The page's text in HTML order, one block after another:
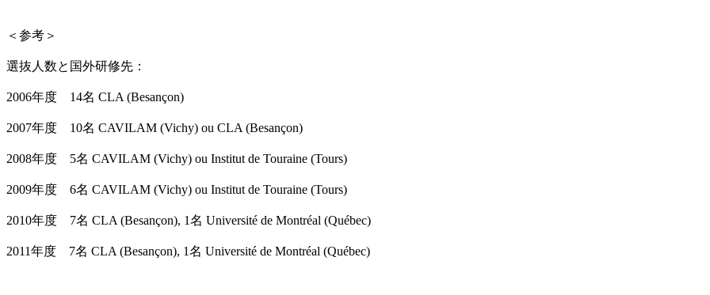
＜参考＞
選抜人数と国外研修先：
2006年度 14名 CLA (Besançon)
2007年度 10名 CAVILAM (Vichy) ou CLA (Besançon)
2008年度 5名 CAVILAM (Vichy) ou Institut de Touraine (Tours)
2009年度 6名 CAVILAM (Vichy) ou Institut de Touraine (Tours)
2010年度 7名 CLA (Besançon), 1名 Université de Montréal (Québec)
2011年度 7名 CLA (Besançon), 1名 Université de Montréal (Québec)